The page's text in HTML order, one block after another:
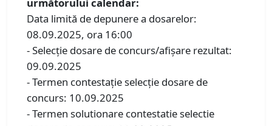
Data limită de depunere a dosarelor:
08.09.2025, ora 16:00
- Selecţie dosare de concurs/afişare rezultat:
09.09.2025
- Termen contestaţie selecţie dosare de
concurs: 10.09.2025
- Termen solutionare contestatie selectie